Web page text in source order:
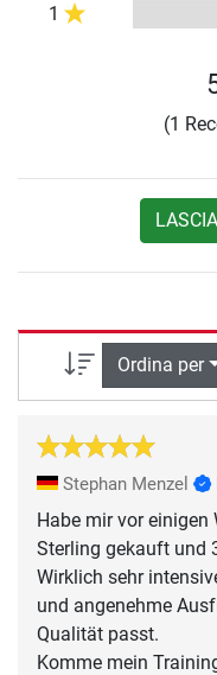
1
(1
Ordina per
Stephan Menzel
Habe mir vor einigen
Sterling gekauft und
Wirklich sehr
und angenehme
Qualität passt.